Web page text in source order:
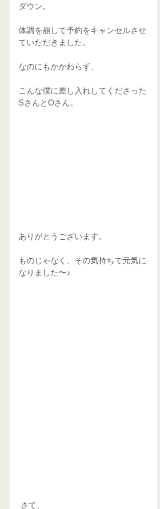
ダウン。
体調を崩して予約をキャンセルさせ
ていただきました。
なのにもかかわらず、
こんな僕に差し入れしてくださった
SさんとOさん。
ありがとうございます。
ものじゃなく、その気持ちで元気に
なりました〜♪
さて、